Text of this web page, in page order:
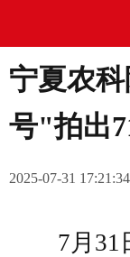
宁夏农
号"拍出
2025-07-31
7月31日